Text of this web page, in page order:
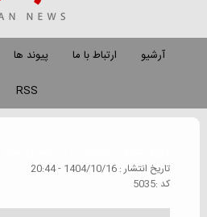
آرشیو ارتباط با ما پیوند ها
RSS
تاريخ انتشار : 1404/10/16 - 20:44
كد :5035